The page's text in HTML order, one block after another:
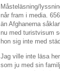
Måsteläsning/
når fram i media.
än Afghanerna
nu med turistvisum
hon sig inte med
Jag ville inte läsa
som ju med sin